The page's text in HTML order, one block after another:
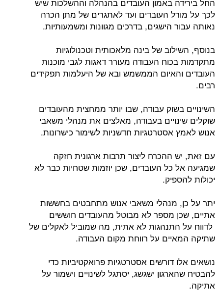
לכך על מורל העובדים ועד לאתגרים של מתן הכרה
נאותה עבור הישגים, בדרכים מגוונות ומשמעותיות.
בנוסף, השילוב של בינה מלאכותית וטכנולוגיות
מתקדמות בכוח העבודה מעורר דאגות לגבי מוכנות
העובדים והאיום הממשמש ובא של היעלמות תפקידים
רבים.
השינויים בשוק עבודה, שבו יותר ממחצית מהעובדים
שוקלים שינויים בעבודה, מאלצים את מנהלי משאבי
אנוש לאמץ אסטרטגיות חדשניות לשימור כישרונות.
עם זאת, יש ההכרח ליצור תרבות ארגונית חזקה
שמגיעה אל כל העובדים, שכן יוזמות שטחיות כבר לא
יכולות להספיק.
יתר על כן, מנהלי משאבי אנוש מתחבטים בחששות
אתיים, שכן מספר לא מבוטל מהעובדים חוששים
לדווח על התנהגות לא אתית, מה שמוביל לאקלים של
שתיקה המאיים על רווחת מקום העבודה.
נושאים אלו דורשים אסטרטגיות פרואקטיביות כדי
להבטיח שהארגון ישגשג, יסתגל לשינויים וישמור על
אתיקה.